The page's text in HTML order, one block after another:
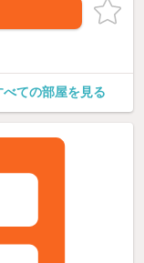
ての部屋を見る